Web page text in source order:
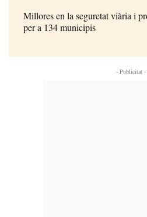
Millores en la seguretat viària i
per a 134 municipis
- Publicitat -